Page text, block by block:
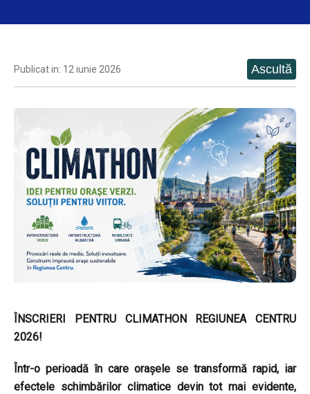
Publicat in: 12 iunie 2026
ÎNSCRIERI PENTRU CLIMATHON REGIUNEA CENTRU
2026!
Într-o perioadă în care orașele se transformă rapid, iar
efectele schimbărilor climatice devin tot mai evidente,